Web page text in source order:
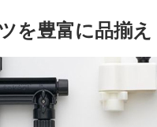
を豊富に品揃え